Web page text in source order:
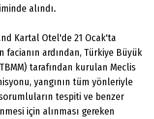
alındı.
Kartal Otel'de 21 Ocak'ta
facianın ardından, Türkiye Büyük
tarafından kurulan Meclis
yangının tüm yönleriyle
sorumluların tespiti ve benzer
için alınması gereken